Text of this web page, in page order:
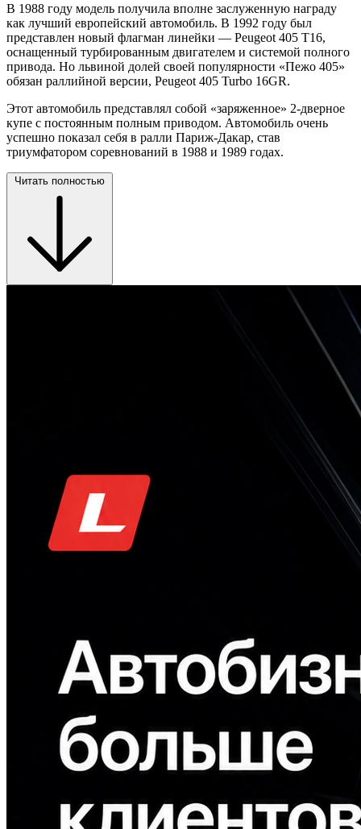
В 1988 году модель получила вполне заслуженную награду
как лучший европейский автомобиль. В 1992 году был
представлен новый флагман линейки — Peugeot 405 T16,
оснащенный турбированным двигателем и системой полного
привода. Но львиной долей своей популярности «Пежо 405»
обязан раллийной версии, Peugeot 405 Turbo 16GR.
Этот автомобиль представлял собой «заряженное» 2-дверное
купе с постоянным полным приводом. Автомобиль очень
успешно показал себя в ралли Париж-Дакар, став
триумфатором соревнований в 1988 и 1989 годах.
Читать полностью